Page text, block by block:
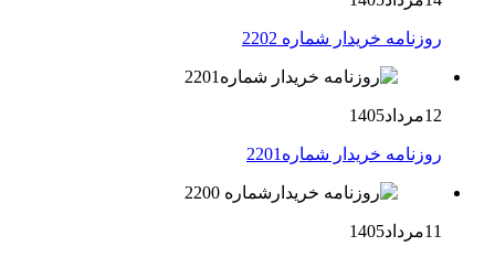
روزنامه خریدار شماره 2202
12مرداد1405
روزنامه خریدار شماره2201
11مرداد1405